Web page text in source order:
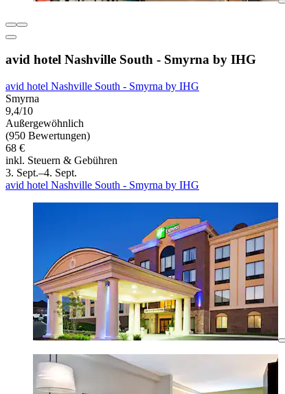
avid hotel Nashville South - Smyrna by IHG
avid hotel Nashville South - Smyrna by IHG
Smyrna
9,4/10
Außergewöhnlich
(950 Bewertungen)
68 €
inkl. Steuern & Gebühren
3. Sept.–4. Sept.
avid hotel Nashville South - Smyrna by IHG